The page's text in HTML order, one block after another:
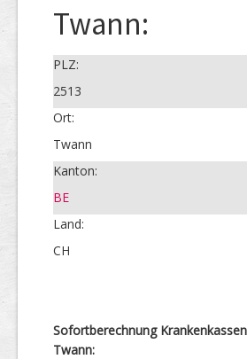
Twann:
PLZ:
2513
Ort:
Twann
Kanton:
BE
Land:
CH
Sofortberechnung
Twann: